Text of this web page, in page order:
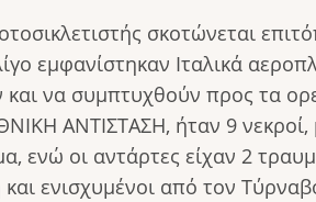
σκοτώνεται
εμφανίστηκαν Ιταλικά
να συμπτυχθούν προς τα
ΑΝΤΙΣΤΑΣΗ, ήταν 9
ενώ οι αντάρτες είχαν 2
και ενισχυμένοι από τον